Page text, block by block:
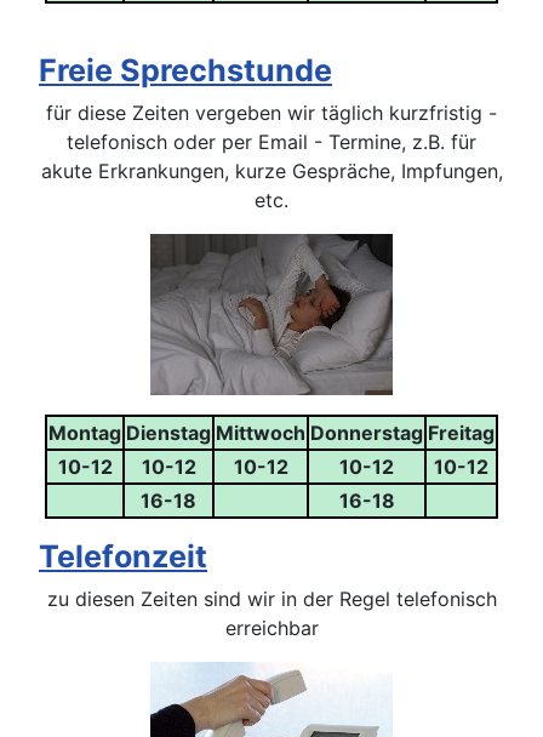
Freie Sprechstunde
für diese Zeiten vergeben wir täglich kurzfristig -
telefonisch oder per Email - Termine, z.B. für
akute Erkrankungen, kurze Gespräche, Impfungen,
etc.
Montag Dienstag Mittwoch Donnerstag Freitag
10-12
10-12 10-12 10-12
10-12
16-18
16-18
Telefonzeit
zu diesen Zeiten sind wir in der Regel telefonisch
erreichbar